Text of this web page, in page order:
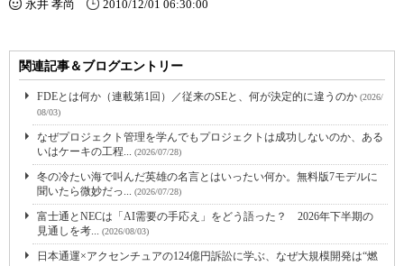
永井 孝尚 2010/12/01 06:30:00
関連記事＆ブログエントリー
FDEとは何か（連載第1回）／従来のSEと、何が決定的に違うのか (2026/
08/03)
なぜプロジェクト管理を学んでもプロジェクトは成功しないのか、ある
いはケーキの工程... (2026/07/28)
冬の冷たい海で叫んだ英雄の名言とはいったい何か。無料版7モデルに
聞いたら微妙だっ... (2026/07/28)
富士通とNECは「AI需要の手応え」をどう語った？ 2026年下半期の
見通しを考... (2026/08/03)
日本通運×アクセンチュアの124億円訴訟に学ぶ、なぜ大規模開発は“燃